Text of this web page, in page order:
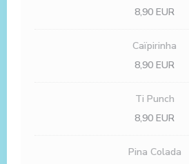
8,90 EUR
Caïpirinha
8,90 EUR
Ti Punch
8,90 EUR
Pina Colada